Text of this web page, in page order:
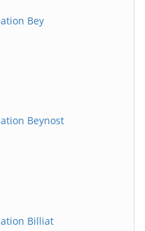
Bey
Beynost
Billiat